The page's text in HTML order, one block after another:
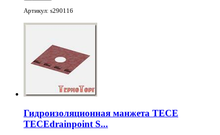
Артикул: s290116
Гидроизоляционная манжета TECE
TECEdrainpoint S...